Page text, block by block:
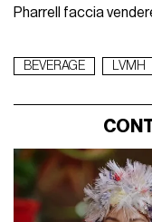
Pharrell faccia
BEVERAGE LVMH